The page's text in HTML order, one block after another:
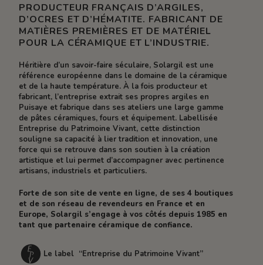
PRODUCTEUR FRANÇAIS D’ARGILES,
D’OCRES ET D’HÉMATITE. FABRICANT DE
MATIÈRES PREMIÈRES ET DE MATÉRIEL
POUR LA CÉRAMIQUE ET L’INDUSTRIE.
Héritière d’un savoir-faire séculaire, Solargil est une
référence européenne dans le domaine de la céramique
et de la haute température. À la fois producteur et
fabricant, l’entreprise extrait ses propres argiles en
Puisaye et fabrique dans ses ateliers une large gamme
de pâtes céramiques, fours et équipement. Labellisée
Entreprise du Patrimoine Vivant, cette distinction
souligne sa capacité à lier tradition et innovation, une
force qui se retrouve dans son soutien à la création
artistique et lui permet d’accompagner avec pertinence
artisans, industriels et particuliers.
Forte de son site de vente en ligne, de ses 4 boutiques
et de son réseau de revendeurs en France et en
Europe, Solargil s’engage à vos côtés depuis 1985 en
tant que partenaire céramique de confiance.
Le label “Entreprise du Patrimoine Vivant”